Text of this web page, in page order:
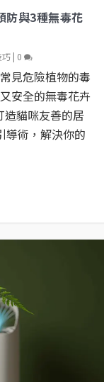
防與3種無毒花
巧 | 0
見危險植物的毒
安全的無毒花卉
造貓咪友善的居
導術，解決你的